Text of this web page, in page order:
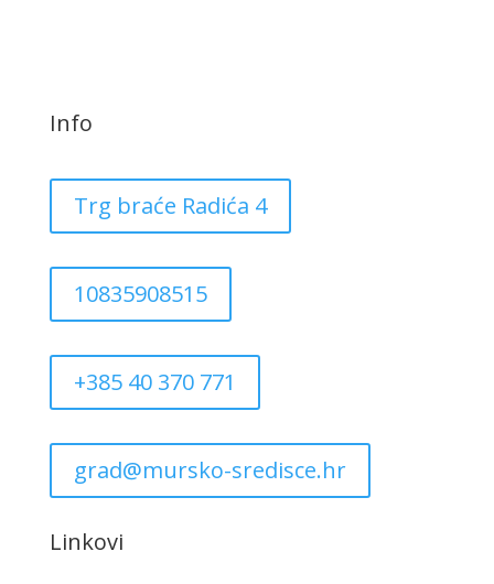
Info
Trg braće Radića 4
10835908515
+385 40 370 771
grad@mursko-sredisce.hr
Linkovi